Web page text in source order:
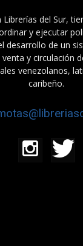
Librerías del Sur,
y ejecutar
desarrollo de un
y circulación
venezolanos,
caribeño.